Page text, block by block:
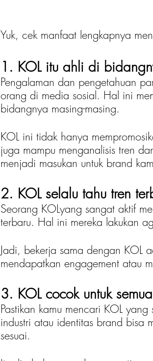
Yuk, cek manfaat lengkapnya
1. KOL itu ahli di
Pengalaman dan pengetahuan
orang di media sosial. Hal ini
bidangnya masing-masing.
KOL ini tidak hanya
juga mampu menganalisis tren
menjadi masukan untuk brand
2. KOL selalu tahu tren
Seorang KOLyang sangat aktif
terbaru. Hal ini mereka lakukan
Jadi, bekerja sama dengan KOL
mendapatkan engagement atau
3. KOL cocok untuk
Pastikan kamu mencari KOL
industri atau identitas brand bisa
sesuai.